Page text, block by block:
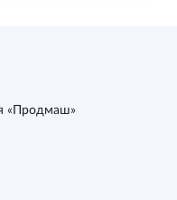
«Продмаш»